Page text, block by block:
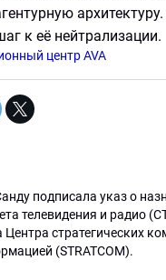
подписала указ о
телевидения и радио
Центра стратегических
(STRATCOM).
к её нейтрализации.
центр AVA